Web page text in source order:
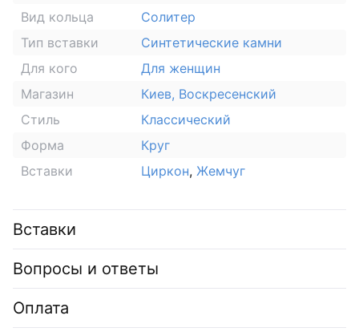
Вид кольца
Солитер
Тип вставки
Синтетические камни
Для кого
Для женщин
Магазин
Киев, Воскресенский
Стиль
Классический
Форма
Круг
Вставки
Циркон, Жемчуг
Вставки
Вопросы и ответы
Оплата